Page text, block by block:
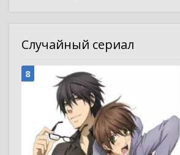
Случайный сериал
8